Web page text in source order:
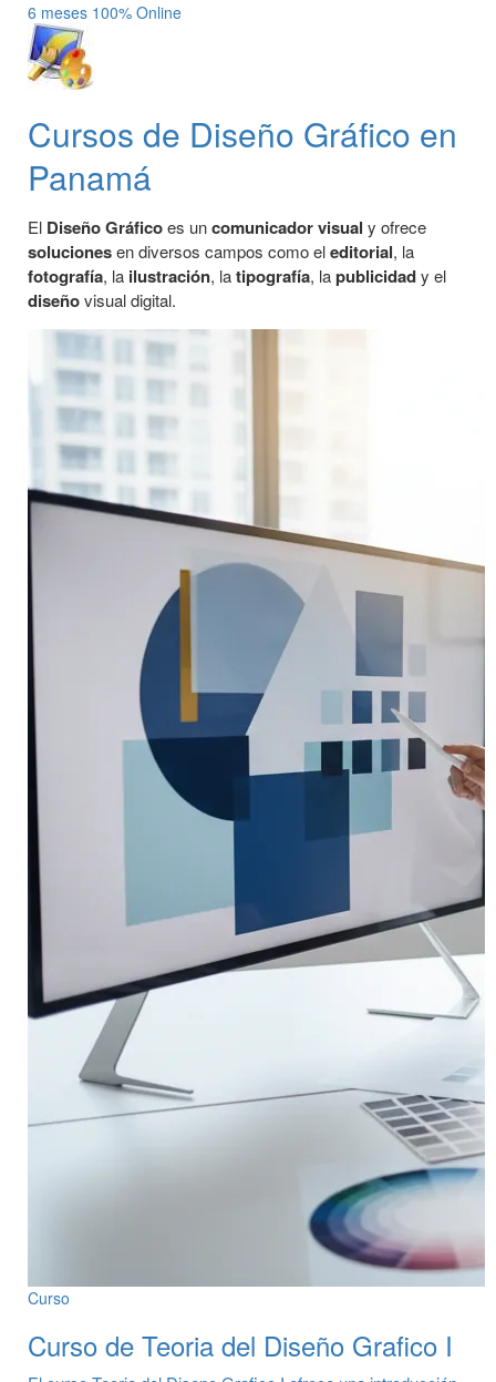
6 meses 100% Online
Cursos de Diseño Gráfico en
Panamá
El Diseño Gráficoes uncomunicador visual y ofrece
solucionesen diversos campos como eleditorial, la
fotografía, la ilustración, latipografía, lapublicidady el
diseñovisual digital.
Curso
Curso de Teoria del Diseño Grafico I